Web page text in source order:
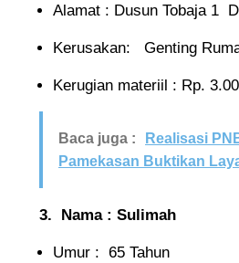
Alamat : Dusun Tobaja 1
Kerusakan: Genting
Kerugian materiil : Rp.
Baca juga :
Realisasi
Pamekasan Buktikan
3. Nama : Sulimah
Umur : 65 Tahun